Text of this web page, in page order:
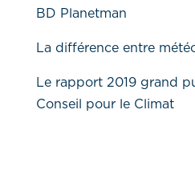
BD Planetman
La différence entre
Le rapport 2019 grand
Conseil pour le Climat